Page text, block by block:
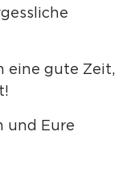
eine gute Zeit,
und Eure